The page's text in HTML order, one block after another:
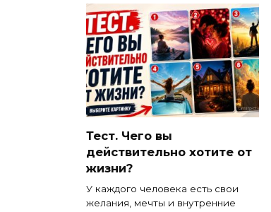
Тест. Чего вы
действительно хотите от
жизни?
У каждого человека есть свои
желания, мечты и внутренние